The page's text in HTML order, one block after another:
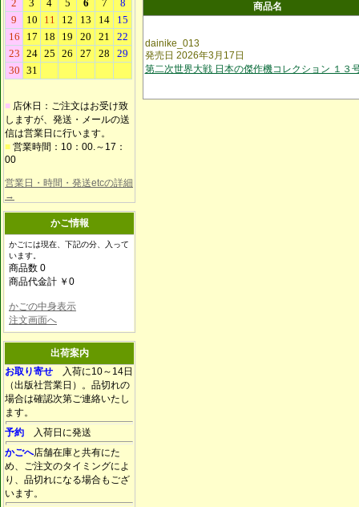
■ 店休日：ご注文はお受け致
しますが、発送・メールの送
信は営業日に行います。
■ 営業時間：10：00.～17：
00
営業日・時間・発送etcの詳細
→
かご情報
かごには現在、下記の分、入って
います。
商品数 0
商品代金計 ￥0
かごの中身表示
注文画面へ
出荷案内
お取り寄せ 入荷に10～14日
（出版社営業日）。品切れの
場合は確認次第ご連絡いたし
ます。
予約 入荷日に発送
かごへ店舗在庫と共有にた
め、ご注文のタイミングによ
り、品切れになる場合もござ
います。
商品名
dainike_013
発売日 2026年3月17日
第二次世界大戦 日本の傑作機コレクション １３